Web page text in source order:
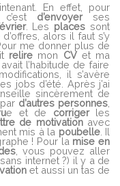
En effet, pour
d’envoyerses
. Les places sont
alors il faut s’y
me donner plus de
relire mon CVet ma
l’habitude de faire
il s’avère
jobs d’été. Après j’ai
sincèrement de
d’autres personnes
e et de corrigerles
de motivationavec
mis à la poubelle. Il
! Pour la miseen
, vous pouvez aller
internet ?) il y a de
et aussi un tas de